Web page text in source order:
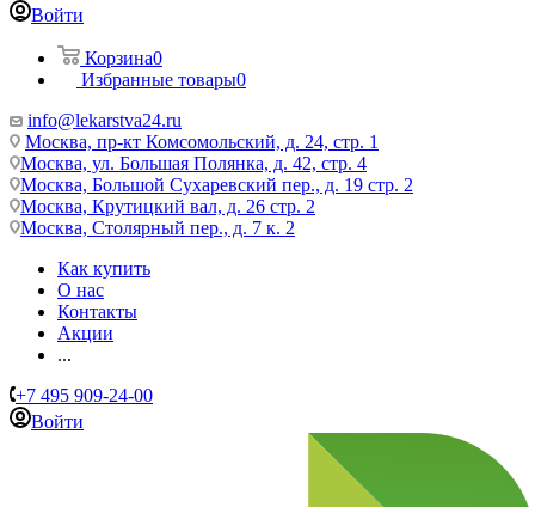
Войти
Корзина0
Избранные товары0
info@lekarstva24.ru
Москва, пр-кт Комсомольский, д. 24, стр. 1
Москва, ул. Большая Полянка, д. 42, стр. 4
Москва, Большой Сухаревский пер., д. 19 стр. 2
Москва, Крутицкий вал, д. 26 стр. 2
Москва, Столярный пер., д. 7 к. 2
Как купить
О нас
Контакты
Акции
...
+7 495 909-24-00
Войти